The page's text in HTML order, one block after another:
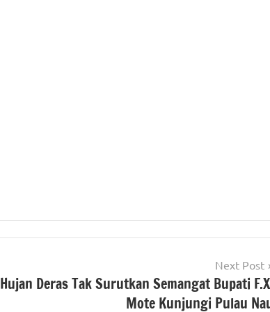
Next Post
Hujan Deras Tak Surutkan Semangat Bupati
Mote Kunjungi Pulau